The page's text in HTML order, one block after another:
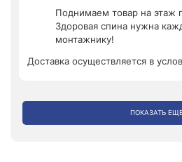
Поднимаем товар на этаж
Здоровая спина нужна
монтажнику!
Доставка осуществляется в
ПОКАЗАТЬ ЕЩЕ